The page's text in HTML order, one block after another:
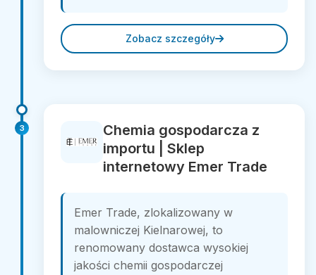
Zobacz szczegóły
3
Chemia gospodarcza z
importu | Sklep
internetowy Emer Trade
Emer Trade, zlokalizowany w
malowniczej Kielnarowej, to
renomowany dostawca wysokiej
jakości chemii gospodarczej